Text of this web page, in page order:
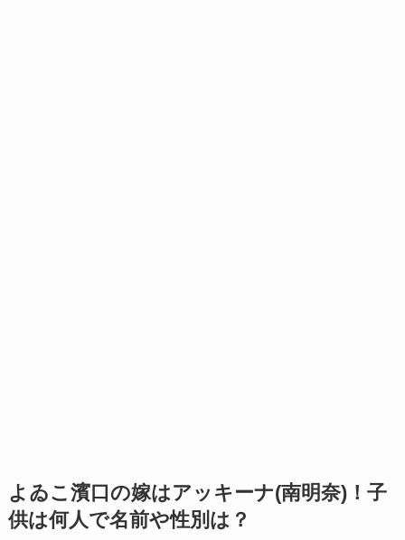
よゐこ濱口の嫁はアッキーナ(南明奈)！子
供は何人で名前や性別は？